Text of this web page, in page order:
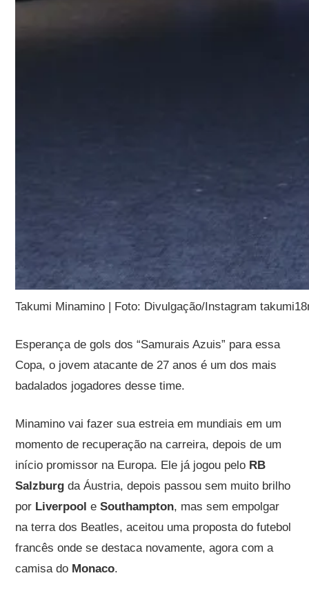
Takumi Minamino | Foto: Divulgação/Instagram
Esperança de gols dos “Samurais Azuis” para essa
Copa, o jovem atacante de 27 anos é um dos mais
badalados jogadores desse time.
Minamino vai fazer sua estreia em mundiais em um
momento de recuperação na carreira, depois de um
início promissor na Europa. Ele já jogou pelo RB
Salzburg da Áustria, depois passou sem muito brilho
por LiverpooleSouthampton, mas sem empolgar
na terra dos Beatles, aceitou uma proposta do futebol
francês onde se destaca novamente, agora com a
camisa do Monaco.